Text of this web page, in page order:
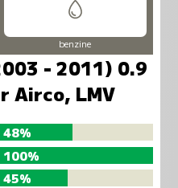
benzine
- 2011) 0.9
Airco, LMV
48%
100%
45%